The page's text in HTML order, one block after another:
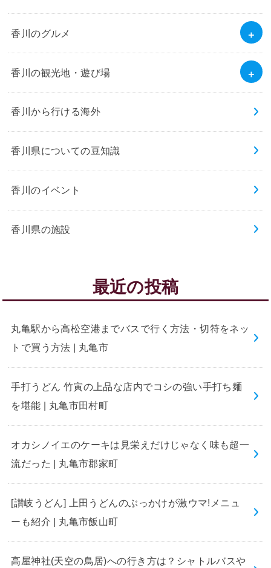
香川のグルメ
香川の観光地・遊び場
香川から行ける海外
香川県についての豆知識
香川のイベント
香川県の施設
最近の投稿
丸亀駅から高松空港までバスで行く方法・切符をネッ
トで買う方法 | 丸亀市
手打うどん 竹寅の上品な店内でコシの強い手打ち麺
を堪能 | 丸亀市田村町
オカシノイエのケーキは見栄えだけじゃなく味も超一
流だった | 丸亀市郡家町
[讃岐うどん] 上田うどんのぶっかけが激ウマ!メニュ
ーも紹介 | 丸亀市飯山町
高屋神社(天空の鳥居)への行き方は？シャトルバスや